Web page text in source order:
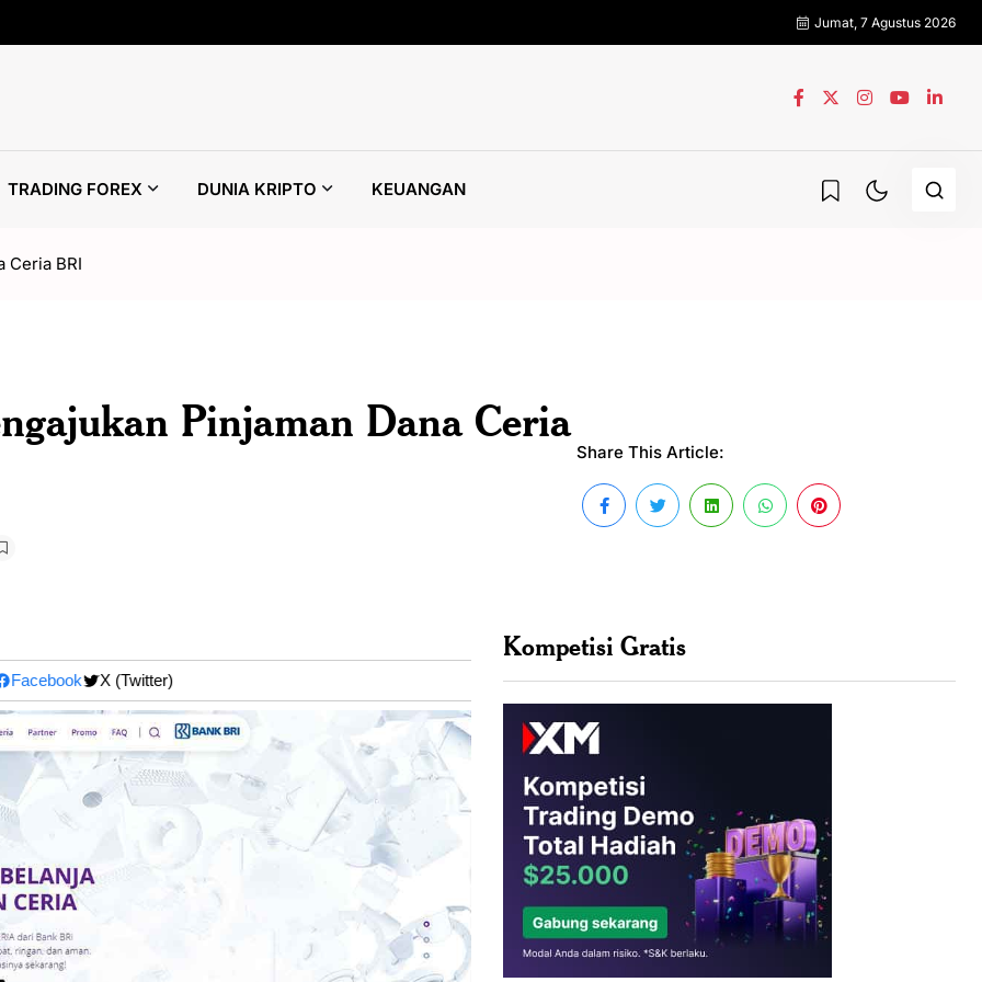
Jumat, 7 Agustus 2026
TRADING FOREX DUNIA KRIPTO KEUANGAN
Ceria BRI
Pinjaman Dana Ceria
Share This Article:
X (Twitter)
Kompetisi Gratis